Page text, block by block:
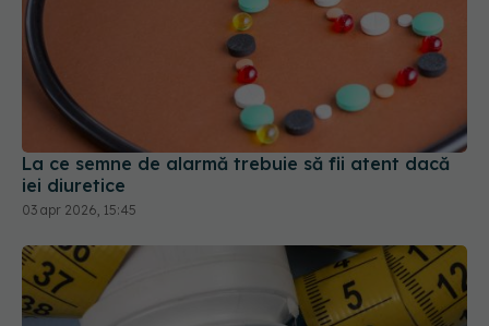
La ce semne de alarmă trebuie să fii atent dacă
iei diuretice
03 apr 2026, 15:45